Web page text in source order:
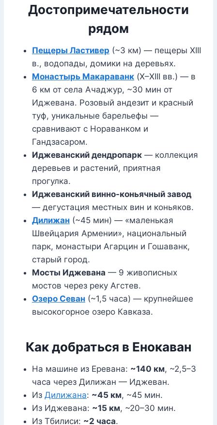
Достопримечательности
рядом
Пещеры Ластивер (~3 км) — пещеры XIII
в., водопады, домики на деревьях.
Монастырь Макараванк (X–XIII вв.) — в
6 км от села Ачаджур, ~30 мин от
Иджевана. Розовый андезит и красный
туф, уникальные барельефы —
сравнивают с Нораванком и
Гандзасаром.
Иджеванский дендропарк — коллекция
деревьев и растений, приятная
прогулка.
Иджеванский винно-коньячный завод
— дегустация местных вин и коньяков.
Дилижан (~45 мин) — «маленькая
Швейцария Армении», национальный
парк, монастыри Агарцин и Гошаванк,
старый город.
Мосты Иджевана — 9 живописных
мостов через реку Агстев.
Озеро Севан (~1,5 часа) — крупнейшее
высокогорное озеро Кавказа.
Как добраться в Енокаван
На машине из Еревана: ~140 км, ~2,5–3
часа через Дилижан — Иджеван.
Из Дилижана: ~45 км, ~45 мин.
Из Иджевана: ~15 км, ~20–30 мин.
Из Тбилиси: ~2 часа.